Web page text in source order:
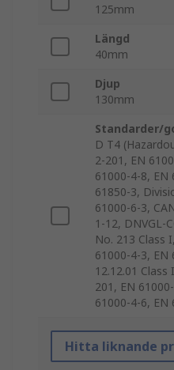
125mm
Längd
40mm
Djup
130mm
Standarder/
D T4
2-201, EN
61000-4-8, EN
61850-3,
61000-6-3,
1-12, DNVGL-
No. 213 Class
61000-4-3, EN
12.12.01 Class
201, EN
61000-4-6, EN
Hitta liknande